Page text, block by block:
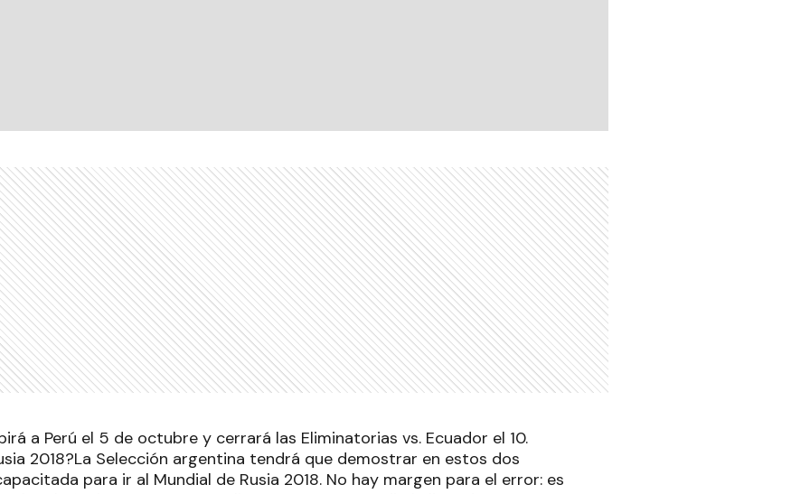
a Perú el 5 de octubre y cerrará las Eliminatorias vs. Ecuador el 10.
2018?La Selección argentina tendrá que demostrar en estos dos
para ir al Mundial de Rusia 2018. No hay margen para el error: es